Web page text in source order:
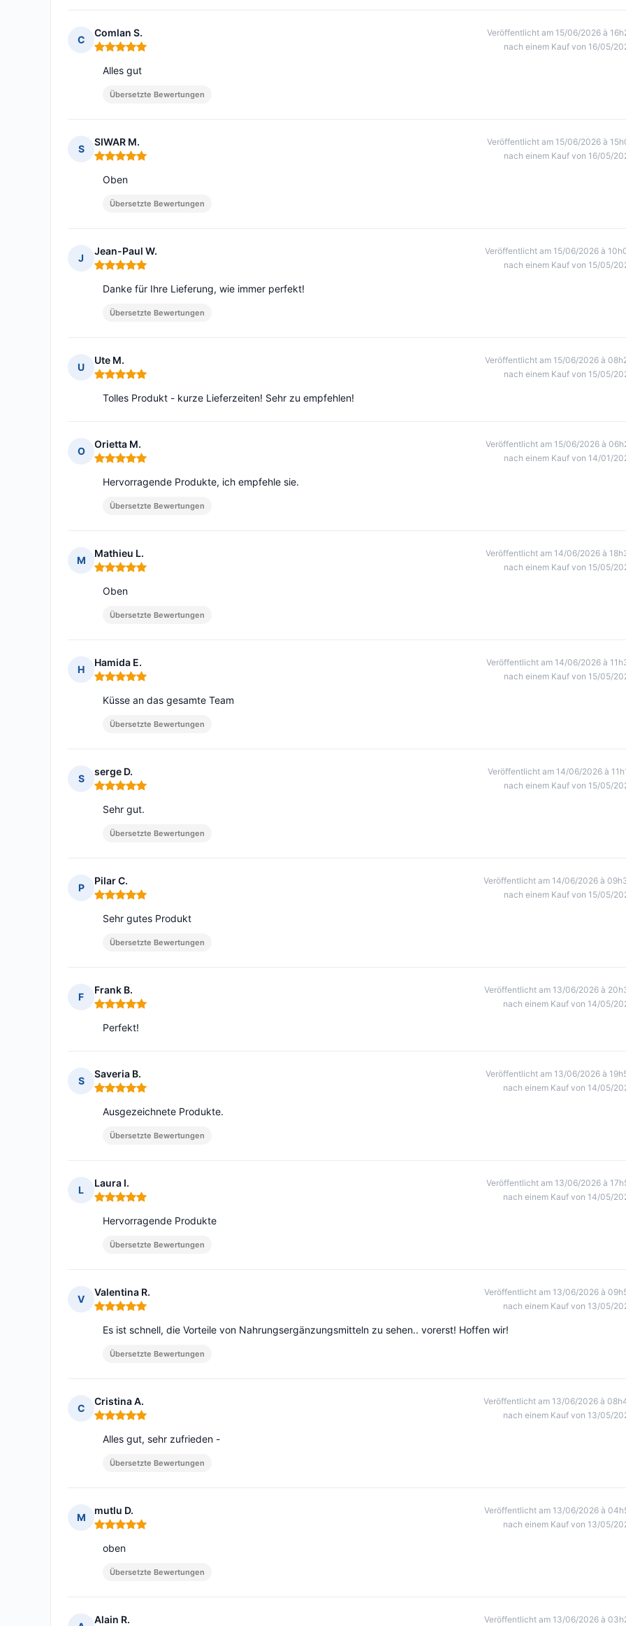
C
Comlan S.
Hinweis: 5 von 5
Veröffentlicht am 15/06/2026 à
nach einem Kauf von 16/05/
Alles gut
Übersetzte Bewertungen
S
SIWAR M.
Hinweis: 5 von 5
Veröffentlicht am 15/06/2026 à
nach einem Kauf von 16/05/
Oben
Übersetzte Bewertungen
J
Jean-Paul W.
Hinweis: 5 von 5
Veröffentlicht am 15/06/2026 à
nach einem Kauf von 15/05/
Danke für Ihre Lieferung, wie immer perfekt!
Übersetzte Bewertungen
U
Ute M.
Hinweis: 5 von 5
Veröffentlicht am 15/06/2026 à
nach einem Kauf von 15/05/
Tolles Produkt - kurze Lieferzeiten! Sehr zu empfehlen!
O
Orietta M.
Hinweis: 5 von 5
Veröffentlicht am 15/06/2026 à
nach einem Kauf von 14/01/
Hervorragende Produkte, ich empfehle sie.
Übersetzte Bewertungen
M
Mathieu L.
Hinweis: 5 von 5
Veröffentlicht am 14/06/2026 à
nach einem Kauf von 15/05/
Oben
Übersetzte Bewertungen
H
Hamida E.
Hinweis: 5 von 5
Veröffentlicht am 14/06/2026 à
nach einem Kauf von 15/05/
Küsse an das gesamte Team
Übersetzte Bewertungen
S
serge D.
Hinweis: 5 von 5
Veröffentlicht am 14/06/2026 à
nach einem Kauf von 15/05/
Sehr gut.
Übersetzte Bewertungen
P
Pilar C.
Hinweis: 5 von 5
Veröffentlicht am 14/06/2026 à
nach einem Kauf von 15/05/
Sehr gutes Produkt
Übersetzte Bewertungen
F
Frank B.
Hinweis: 5 von 5
Veröffentlicht am 13/06/2026 à
nach einem Kauf von 14/05/
Perfekt!
S
Saveria B.
Hinweis: 5 von 5
Veröffentlicht am 13/06/2026 à
nach einem Kauf von 14/05/
Ausgezeichnete Produkte.
Übersetzte Bewertungen
L
Laura I.
Hinweis: 5 von 5
Veröffentlicht am 13/06/2026 à
nach einem Kauf von 14/05/
Hervorragende Produkte
Übersetzte Bewertungen
V
Valentina R.
Hinweis: 5 von 5
Veröffentlicht am 13/06/2026 à
nach einem Kauf von 13/05/
Es ist schnell, die Vorteile von Nahrungsergänzungsmitteln zu sehen.. vorerst! Hoffen wir!
Übersetzte Bewertungen
C
Cristina A.
Hinweis: 5 von 5
Veröffentlicht am 13/06/2026 à
nach einem Kauf von 13/05/
Alles gut, sehr zufrieden -
Übersetzte Bewertungen
M
mutlu D.
Hinweis: 5 von 5
Veröffentlicht am 13/06/2026 à
nach einem Kauf von 13/05/
oben
Übersetzte Bewertungen
Alain R. Veröffentlicht am 13/06/2026 à